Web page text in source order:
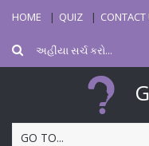
HOME QUIZ CONTACT
GO TO...